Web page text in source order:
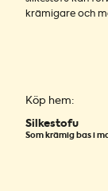
krämigare och
Köp hem:
Silkestofu
Som krämig bas i